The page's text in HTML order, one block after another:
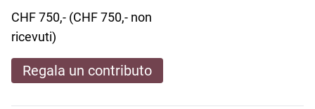
CHF 750,- (CHF 750,- non
ricevuti)
Regala un contributo